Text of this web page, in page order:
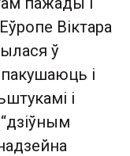
Віктара
ў
і
і